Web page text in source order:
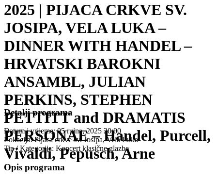
2025 | PIJACA CRKVE SV.
JOSIPA, VELA LUKA –
DINNER WITH HANDEL –
HRVATSKI BAROKNI
ANSAMBL, JULIAN
PERKINS, STEPHEN
PETTITT and DRAMATIS
PERSONAE – Handel, Purcell,
Vivaldi, Pepusch, Arne
Detalji programa
Datum i vrijeme: 05 rujna, 2025 20:00
Lokacija: Pijaca crkve sv. Josipa, Vela Luka
Tip / Kategorija: Koncert klasične glazbe
Opis programa